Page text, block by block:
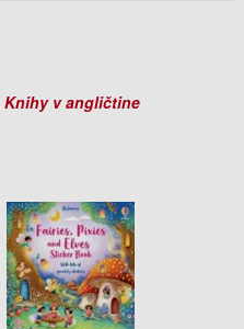
Knihy v angličtine